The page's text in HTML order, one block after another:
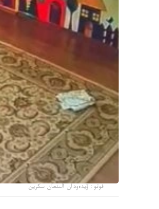
فوتو: ۆيدەودان الىنعان سكرين